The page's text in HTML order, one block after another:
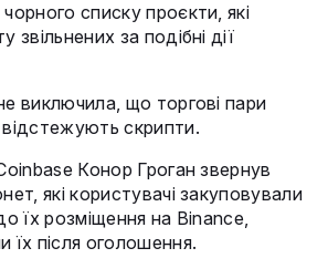
списку проєкти, які
звільнених за подібні дії
виключила, що торгові пари
скрипти.
Конор Гроган звернув
які користувачі закуповували
їх розміщення на Binance,
їх після оголошення.